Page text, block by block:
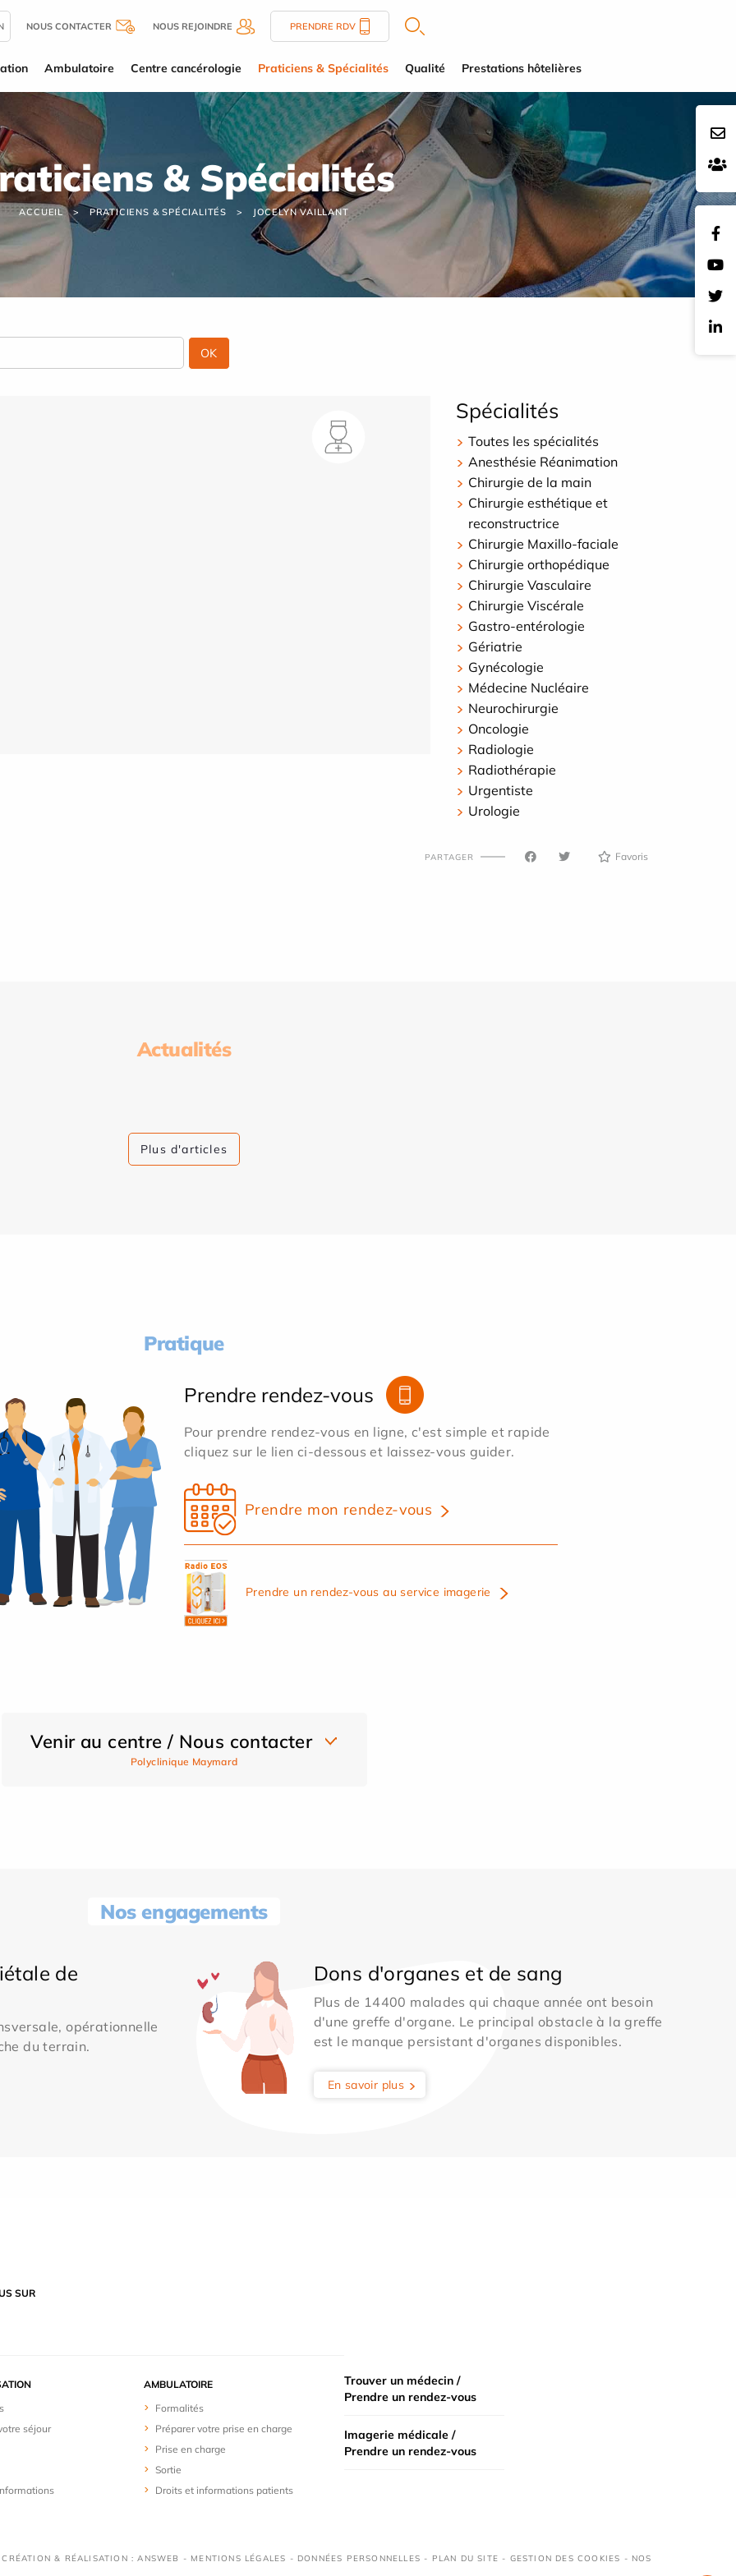
NOUS CONTACTER NOUS REJOINDRE PRENDRE RDV
Ambulatoire Centre cancérologie Praticiens & Spécialités Qualité Prestations hôtelières
& Spécialités
ACCUEIL PRATICIENS & SPÉCIALITÉS JOCELYN VAILLANT
Spécialités
Toutes les spécialités
Anesthésie Réanimation
Chirurgie de la main
Chirurgie esthétique et
reconstructrice
Chirurgie Maxillo-faciale
Chirurgie orthopédique
Chirurgie Vasculaire
Chirurgie Viscérale
Gastro-entérologie
Gériatrie
Gynécologie
Médecine Nucléaire
Neurochirurgie
Oncologie
Radiologie
Radiothérapie
Urgentiste
Urologie
PARTAGER Favoris
Actualités
Plus d'articles
Pratique
Prendre rendez-vous
Pour prendre rendez-vous en ligne, c'est simple et rapide
cliquez sur le lien ci-dessous et laissez-vous guider.
Prendre mon rendez-vous
Prendre un rendez-vous au service imagerie
Venir au centre / Nous contacter
Polyclinique Maymard
Nos engagements
de
opérationnelle
du terrain.
Dons d'organes et de sang
Plus de 14400 malades qui chaque année ont besoin
d'une greffe d'organe. Le principal obstacle à la greffe
est le manque persistant d'organes disponibles.
En savoir plus
SUR
séjour
AMBULATOIRE
Formalités
Préparer votre prise en charge
Prise en charge
Sortie
Droits et informations patients
Trouver un médecin /
Prendre un rendez-vous
Imagerie médicale /
Prendre un rendez-vous
& RÉALISATION : ANSWEB - MENTIONS LÉGALES - DONNÉES PERSONNELLES - PLAN DU SITE - GESTION DES COOKIES - NOS